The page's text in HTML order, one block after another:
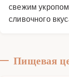
свежим
сливочного
Пищевая